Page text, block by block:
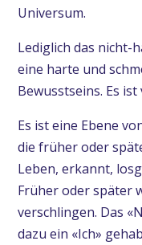
Universum.
Lediglich das nicht-
eine harte und
Bewusstseins. Es
Es ist eine Ebene
die früher oder
Leben, erkannt,
Früher oder später
verschlingen. Das
dazu ein «Ich»